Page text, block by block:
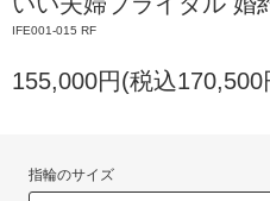
IFE001-015 RF
155,000円(税込170,500
指輪のサイズ